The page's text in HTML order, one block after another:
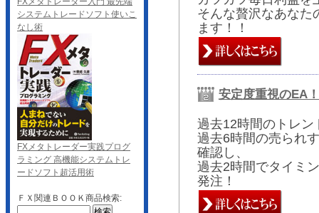
そんな贅沢なあなた
ます！！
安定度重視のEA
過去12時間のトレン
過去6時間の売られ
確認し、
過去2時間でタイミ
発注！
システムトレードソフト使いこ
なし術
FXメタトレーダー実践プログ
ラミング 高機能システムトレ
ードソフト超活用術
ＦＸ関連ＢＯＯＫ商品検索: